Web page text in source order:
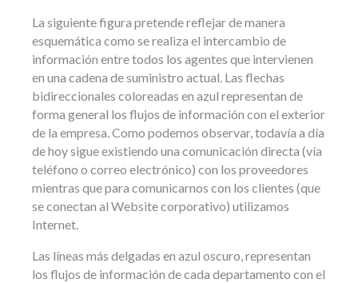
La siguiente figura pretende reflejar de manera
esquemática como se realiza el intercambio de
información entre todos los agentes que intervienen
en una cadena de suministro actual. Las flechas
bidireccionales coloreadas en azul representan de
forma general los flujos de información con el exterior
de la empresa. Como podemos observar, todavía a día
de hoy sigue existiendo una comunicación directa (vía
teléfono o correo electrónico) con los proveedores
mientras que para comunicarnos con los clientes (que
se conectan al Website corporativo) utilizamos
Internet.
Las líneas más delgadas en azul oscuro, representan
los flujos de información de cada departamento con el